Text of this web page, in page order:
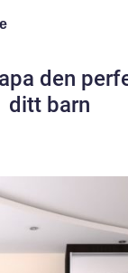
den
ditt barn